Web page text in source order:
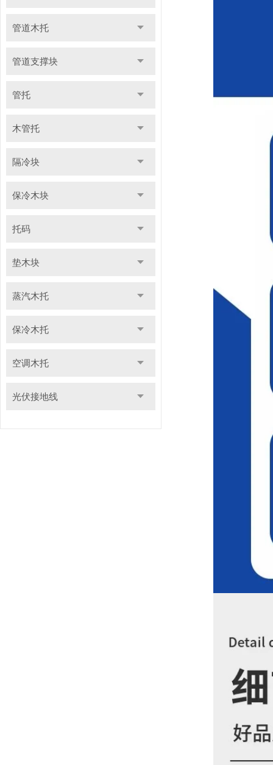
管道木托
管道支撑块
管托
木管托
隔冷块
保冷木块
托码
垫木块
蒸汽木托
保冷木托
空调木托
光伏接地线